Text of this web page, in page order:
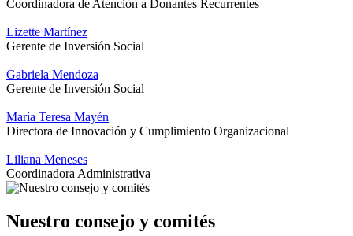
Coordinadora de Atención a Donantes Recurrentes
Lizette Martínez
Gerente de Inversión Social
Gabriela Mendoza
Gerente de Inversión Social
María Teresa Mayén
Directora de Innovación y Cumplimiento Organizacional
Liliana Meneses
Coordinadora Administrativa
Nuestro consejo y comités